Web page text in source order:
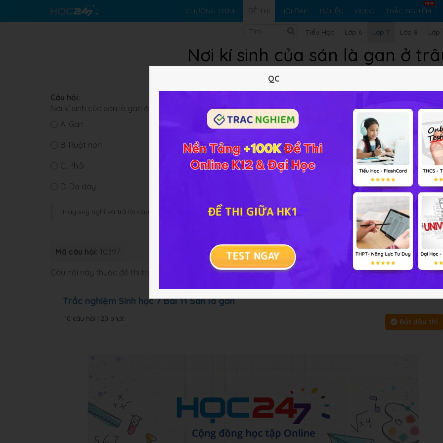
CHƯƠNG TRÌNH ĐỀ THI HỎI ĐÁP TƯ LIỆU VIDEO TRẮC NGHIỆM
Tiểu Học Lớp 6 Lớp 7 Lớp 8 Lớp
Nơi kí sinh của sán là gan ở
Câu hỏi:
Nơi kí sinh của sán là gan ở trâu bò
A. Gan
B. Ruột non
C. Phổi
D. Dạ dày
Hãy suy nghĩ và trả lời câu hỏi trước khi HOC247 cung cấp đáp án và lời giải
Mã câu hỏi: 10397 Loại bài: Bài tập Chủ đề : Môn học: Sinh
Câu hỏi này thuộc đề thi trắc nghiệm dưới đây, bấm vàoBắt đầu thi để làm toàn bài
Trắc nghiệm Sinh học 7 Bài 11 Sán lá gan
10 câu hỏi | 20 phút Bắt đầu thi
QC